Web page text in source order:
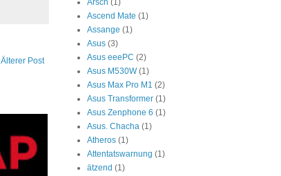
Älterer Post
Arsch (1)
Ascend Mate (1)
Assange (1)
Asus (3)
Asus eeePC (2)
Asus M530W (1)
Asus Max Pro M1 (2)
Asus Transformer (1)
Asus Zenphone 6 (1)
Asus. Chacha (1)
Atheros (1)
Attentatswarnung (1)
ätzend (1)